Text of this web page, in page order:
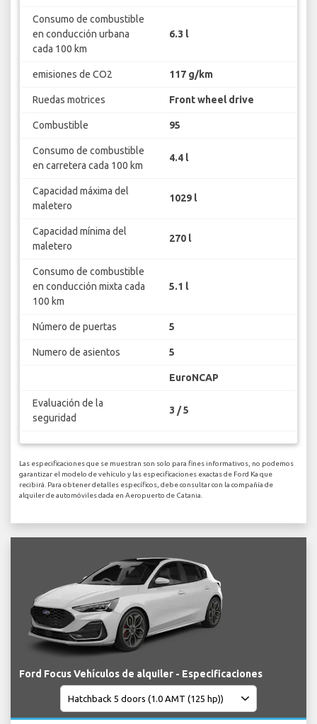
Consumo de combustible
en conducción urbana
cada 100 km
6.3 l
emisiones de CO2 117 g/km
Ruedas motrices Front wheel drive
Combustible 95
Consumo de combustible
en carretera cada 100 km
4.4 l
Capacidad máxima del
maletero
1029 l
Capacidad mínima del
maletero
270 l
Consumo de combustible
en conducción mixta cada
100 km
5.1 l
Número de puertas 5
Numero de asientos 5
EuroNCAP
Evaluación de la
seguridad
3 / 5
Las especificaciones que se muestran son solo para fines informativos, no podemos
garantizar el modelo de vehículo y las especificaciones exactas de Ford Ka que
recibirá. Para obtener detalles específicos, debe consultar con la compañía de
alquiler de automóviles dada en Aeropuerto de Catania.
Ford Focus Vehículos de alquiler - Especificaciones